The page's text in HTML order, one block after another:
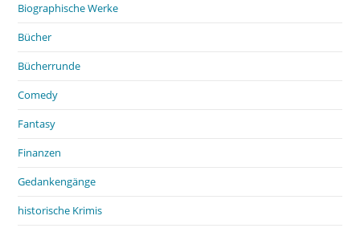
Biographische Werke
Bücher
Bücherrunde
Comedy
Fantasy
Finanzen
Gedankengänge
historische Krimis